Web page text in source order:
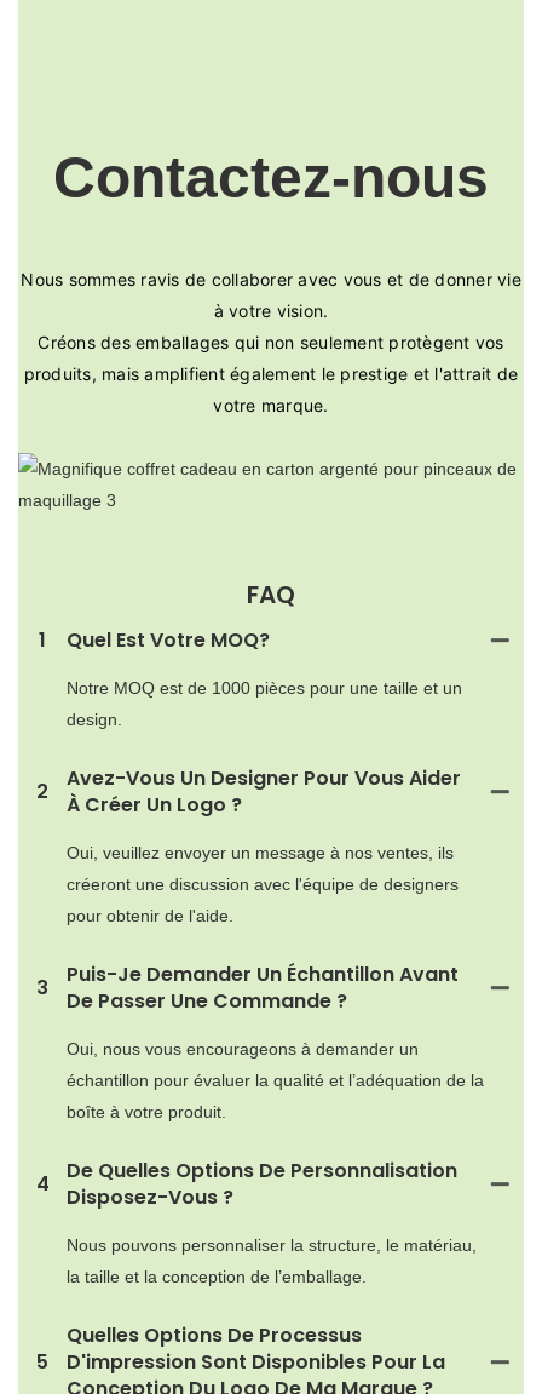
Contactez-nous
Nous sommes ravis de collaborer avec vous et de donner vie
à votre vision.
Créons des emballages qui non seulement protègent vos
produits, mais amplifient également le prestige et l'attrait de
votre marque.
FAQ
1 Quel Est Votre MOQ?
Notre MOQ est de 1000 pièces pour une taille et un
design.
2
Avez-Vous Un Designer Pour Vous Aider
À Créer Un Logo ?
Oui, veuillez envoyer un message à nos ventes, ils
créeront une discussion avec l'équipe de designers
pour obtenir de l'aide.
3
Puis-Je Demander Un Échantillon Avant
De Passer Une Commande ?
Oui, nous vous encourageons à demander un
échantillon pour évaluer la qualité et l’adéquation de la
boîte à votre produit.
4
De Quelles Options De Personnalisation
Disposez-Vous ?
Nous pouvons personnaliser la structure, le matériau,
la taille et la conception de l’emballage.
5
Quelles Options De Processus
D'impression Sont Disponibles Pour La
Conception Du Logo De Ma Marque ?